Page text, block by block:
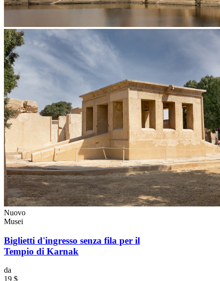
Nuovo
Musei
Biglietti d'ingresso senza fila per il
Tempio di Karnak
da
19 $